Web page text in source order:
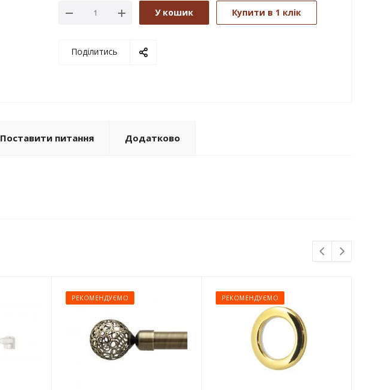
У кошик Купити в 1 клік
Поділитись
Поставити питання Додатково
РЕКОМЕНДУЄМО РЕКОМЕНДУЄМО